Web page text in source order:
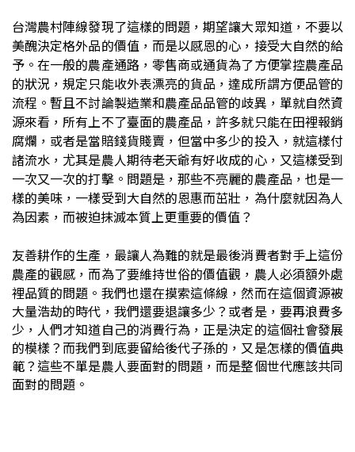
台灣農村陣線發現了這樣的問題，期望讓大眾知道，不要以
美醜決定格外品的價值，而是以感恩的心，接受大自然的給
予。在一般的農產通路，零售商或通貨為了方便掌控農產品
的狀況，規定只能收外表漂亮的貨品，達成所謂方便品管的
流程。暫且不討論製造業和農產品品管的歧異，單就自然資
源來看，所有上不了臺面的農產品，許多就只能在田裡報銷
腐爛，或者是當賠錢貨賤賣，但當中多少的投入，就這樣付
諸流水，尤其是農人期待老天爺有好收成的心，又這樣受到
一次又一次的打擊。問題是，那些不亮麗的農產品，也是一
樣的美味，一樣受到大自然的恩惠而茁壯，為什麼就因為人
為因素，而被迫抹滅本質上更重要的價值？
友善耕作的生產，最讓人為難的就是最後消費者對手上這份
農產的觀感，而為了要維持世俗的價值觀，農人必須額外處
裡品質的問題。 我們也還在摸索這條線，然而在這個資源被
大量浩劫的時代，我們還要退讓多少？或者是，要再浪費多
少，人們才知道自己的消費行為，正是決定的這個社會發展
的模樣？而我們到底要留給後代子孫的，又是怎樣的價值典
範？這些不單是農人要面對的問題，而是整個世代應該共同
面對的問題。